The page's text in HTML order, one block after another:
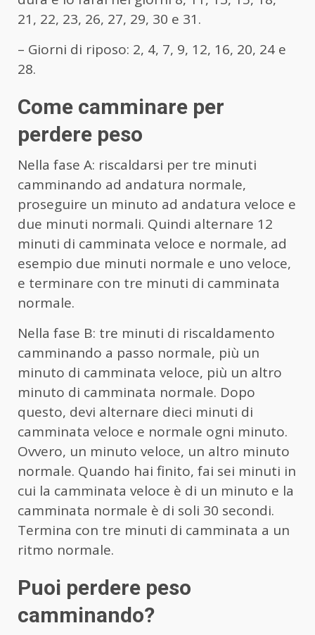
21, 22, 23, 26, 27, 29, 30 e 31.
– Giorni di riposo: 2, 4, 7, 9, 12, 16, 20, 24 e
28.
Come camminare per
perdere peso
Nella fase A: riscaldarsi per tre minuti
camminando ad andatura normale,
proseguire un minuto ad andatura veloce e
due minuti normali. Quindi alternare 12
minuti di camminata veloce e normale, ad
esempio due minuti normale e uno veloce,
e terminare con tre minuti di camminata
normale.
Nella fase B: tre minuti di riscaldamento
camminando a passo normale, più un
minuto di camminata veloce, più un altro
minuto di camminata normale. Dopo
questo, devi alternare dieci minuti di
camminata veloce e normale ogni minuto.
Ovvero, un minuto veloce, un altro minuto
normale. Quando hai finito, fai sei minuti in
cui la camminata veloce è di un minuto e la
camminata normale è di soli 30 secondi.
Termina con tre minuti di camminata a un
ritmo normale.
Puoi perdere peso
camminando?